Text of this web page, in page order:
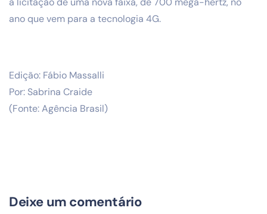
ano que vem para a tecnologia 4G.
Edição: Fábio Massalli
Por: Sabrina Craide
(Fonte: Agência Brasil)
Deixe um comentário